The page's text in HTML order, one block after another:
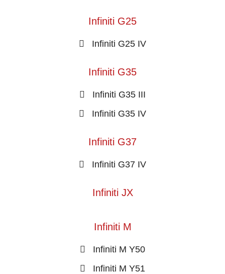
Infiniti G25
Infiniti G25 IV
Infiniti G35
Infiniti G35 III
Infiniti G35 IV
Infiniti G37
Infiniti G37 IV
Infiniti JX
Infiniti M
Infiniti M Y50
Infiniti M Y51